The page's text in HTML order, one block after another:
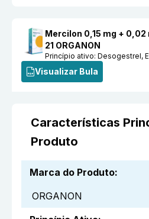
Mercilon 0,15 mg +
21 ORGANON
Princípio ativo:Desogestrel,
Visualizar Bula
Características
Produto
Marca do Produto:
ORGANON